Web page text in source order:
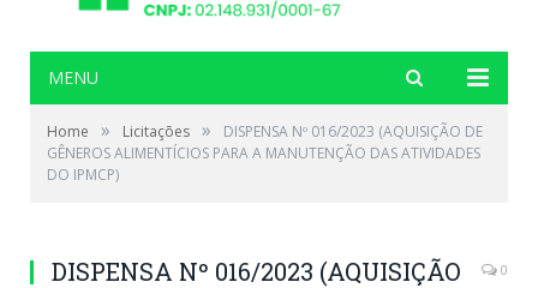
MENU
Home » Licitações »
DISPENSA Nº 016/2023 (AQUISIÇÃO DE
GÊNEROS ALIMENTÍCIOS PARA A MANUTENÇÃO DAS ATIVIDADES
DO IPMCP)
DISPENSA Nº 016/2023 (AQUISIÇÃO
0